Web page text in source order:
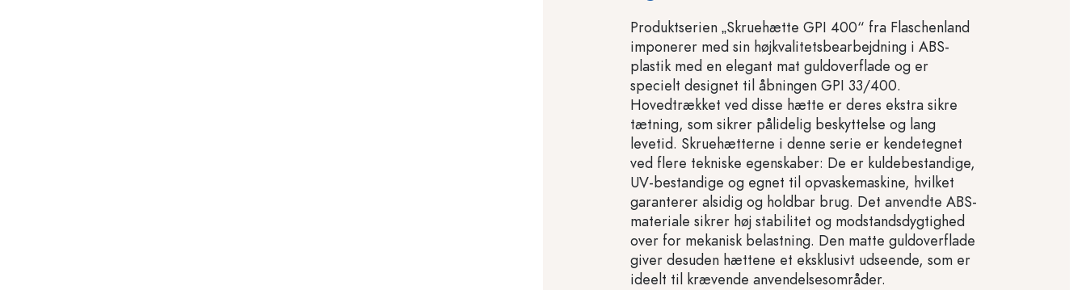
Produktserien „Skruehætte GPI 400“ fra Flaschenland
imponerer med sin højkvalitetsbearbejdning i ABS-
plastik med en elegant mat guldoverflade og er
specielt designet til åbningen GPI 33/400.
Hovedtrækket ved disse hætte er deres ekstra sikre
tætning, som sikrer pålidelig beskyttelse og lang
levetid. Skruehætterne i denne serie er kendetegnet
ved flere tekniske egenskaber: De er kuldebestandige,
UV-bestandige og egnet til opvaskemaskine, hvilket
garanterer alsidig og holdbar brug. Det anvendte ABS-
materiale sikrer høj stabilitet og modstandsdygtighed
over for mekanisk belastning. Den matte guldoverflade
giver desuden hættene et eksklusivt udseende, som er
ideelt til krævende anvendelsesområder.